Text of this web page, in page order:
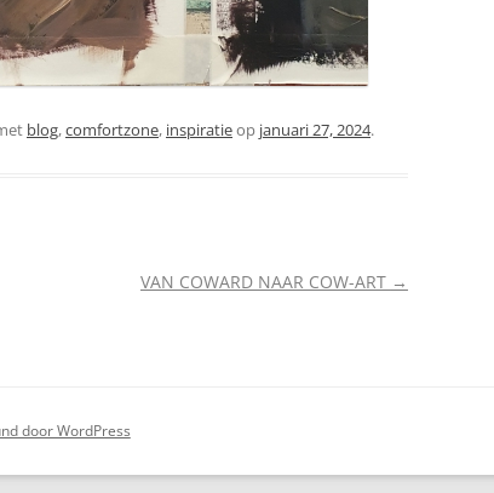
blog,comfortzone, inspiratieop januari 27, 2024.
VAN COWARD NAAR COW-ART →
door WordPress